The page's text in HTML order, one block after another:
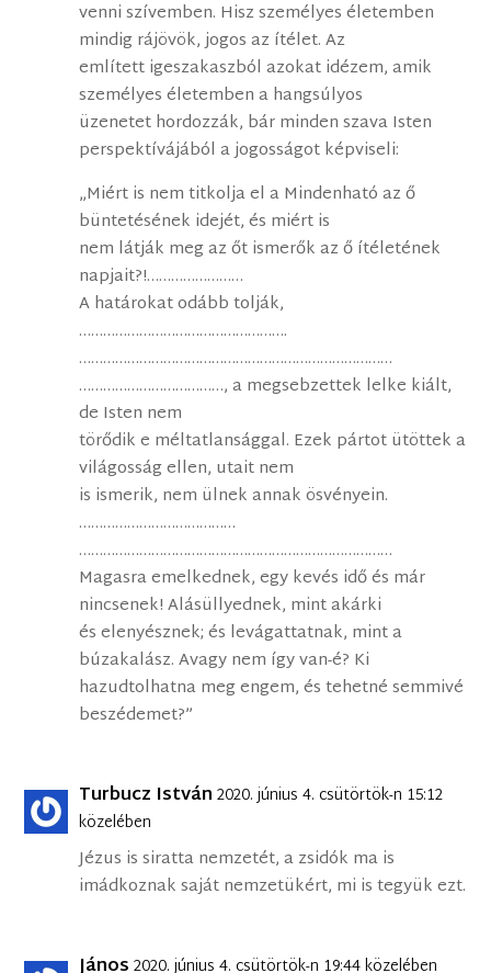
venni szívemben. Hisz személyes életemben
mindig rájövök, jogos az ítélet. Az
említett igeszakaszból azokat idézem, amik
személyes életemben a hangsúlyos
üzenetet hordozzák, bár minden szava Isten
perspektívájából a jogosságot képviseli:
„Miért is nem titkolja el a Mindenható az ő
büntetésének idejét, és miért is
nem látják meg az őt ismerők az ő ítéletének
napjait?!……………………
A határokat odább tolják,
…………………………………………….
……………………………………………………………………
………………………………, a megsebzettek lelke kiált,
de Isten nem
törődik e méltatlansággal. Ezek pártot ütöttek a
világosság ellen, utait nem
is ismerik, nem ülnek annak ösvényein.
…………………………………
……………………………………………………………………
Magasra emelkednek, egy kevés idő és már
nincsenek! Alásüllyednek, mint akárki
és elenyésznek; és levágattatnak, mint a
búzakalász. Avagy nem így van-é? Ki
hazudtolhatna meg engem, és tehetné semmivé
beszédemet?”
Turbucz István 2020. június 4. csütörtök-n 15:12
közelében
Jézus is siratta nemzetét, a zsidók ma is
imádkoznak saját nemzetükért, mi is tegyük ezt.
2020. június 4. csütörtök-n 19:44 közelében